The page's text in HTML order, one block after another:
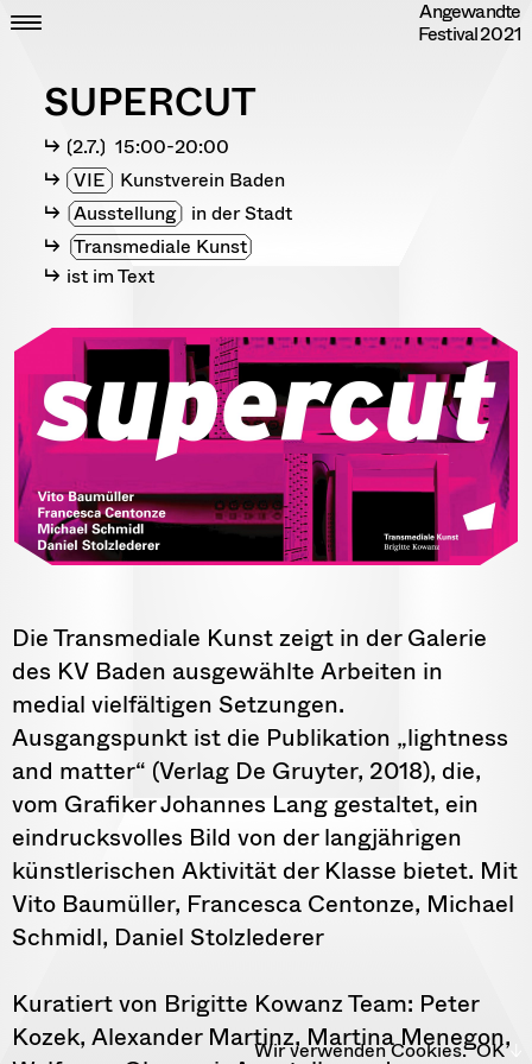
Skip
to
Angewandte
Festival2021
ZEIT
RANDOM
IMPRESSUM
DATENSCHUTZ
SUPERCUT
〔2.7.〕 15:00-20:00
VIE
Kunstverein Baden
Ausstellung in der Stadt
Transmediale Kunst
ist im Text
Die Transmediale Kunst zeigt in der Galerie
des KV Baden ausgewählte Arbeiten in
medial vielfältigen Setzungen.
Ausgangspunkt ist die Publikation „lightness
and matter“ (Verlag De Gruyter, 2018), die,
vom Grafiker Johannes Lang gestaltet, ein
eindrucksvolles Bild von der langjährigen
künstlerischen Aktivität der Klasse bietet. Mit
Vito Baumüller, Francesca Centonze, Michael
Schmidl, Daniel Stolzlederer
Kuratiert von Brigitte Kowanz Team: Peter
Kozek, Alexander Martinz, Martina Menegon,
Wir verwenden Cookies. OK